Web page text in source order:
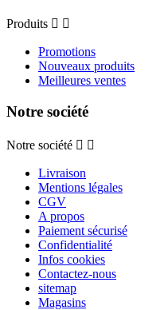
Produits  
Promotions
Nouveaux produits
Meilleures ventes
Notre société
Notre société  
Livraison
Mentions légales
CGV
A propos
Paiement sécurisé
Confidentialité
Infos cookies
Contactez-nous
sitemap
Magasins